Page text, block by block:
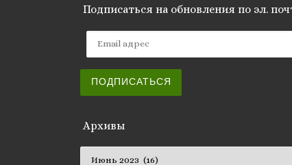
Подписаться на обновления по эл.
ПОДПИСАТЬСЯ
Архивы